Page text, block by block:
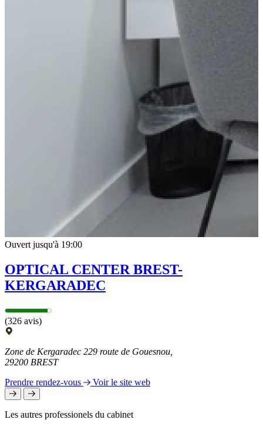
Ouvert jusqu'à 19:00
OPTICAL CENTER BREST-
KERGARADEC
(326 avis)
Zone de Kergaradec 229 route de Gouesnou,
29200 BREST
Prendre rendez-vous
Voir le site web
Les autres professionels du cabinet